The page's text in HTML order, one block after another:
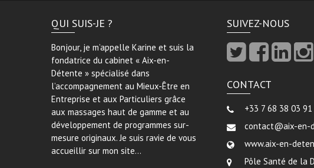
QUI SUIS-JE ?
Bonjour, je m’appelle Karine et suis la
fondatrice du cabinet « Aix-en-
Détente » spécialisé dans
l’accompagnement au Mieux-Être en
Entreprise et aux Particuliers grâce
aux massages haut de gamme et au
développement de programmes sur-
mesure originaux. Je suis ravie de vous
accueillir sur mon site…
SUIVEZ-NOUS
CONTACT
+33 7 68 38 03 91
contact@aix-en-
www.aix-en-
Pôle Santé de la